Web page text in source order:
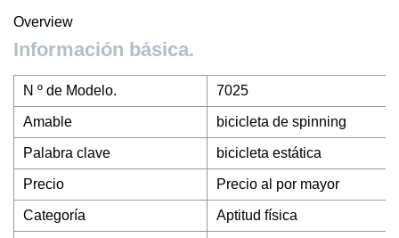
Overview
Información básica.
N º de Modelo. 7025
Amable bicicleta de spinning
Palabra clave bicicleta estática
Precio Precio al por mayor
Categoría Aptitud física